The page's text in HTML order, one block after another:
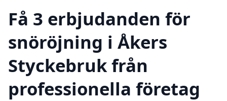
Få 3 erbjudanden för
snöröjning i Åkers
Styckebruk från
professionella företag